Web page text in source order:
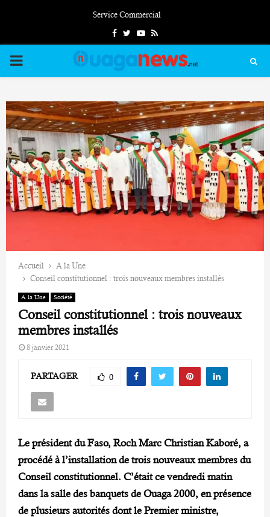
Service Commercial
FacebookTwitterYoutube
Rss
PRIMARY
Accueil
A la Une
Conseil constitutionnel : trois nouveaux membres installés
A la Une Société
Conseil constitutionnel : trois nouveaux
membres installés
8 janvier 2021
PARTAGER 0
Le président du Faso, Roch Marc Christian Kaboré, a
procédé à l’installation de trois nouveaux membres du
Conseil constitutionnel. C’était ce vendredi matin
dans la salle des banquets de Ouaga 2000, en présence
de plusieurs autorités dont le Premier ministre,